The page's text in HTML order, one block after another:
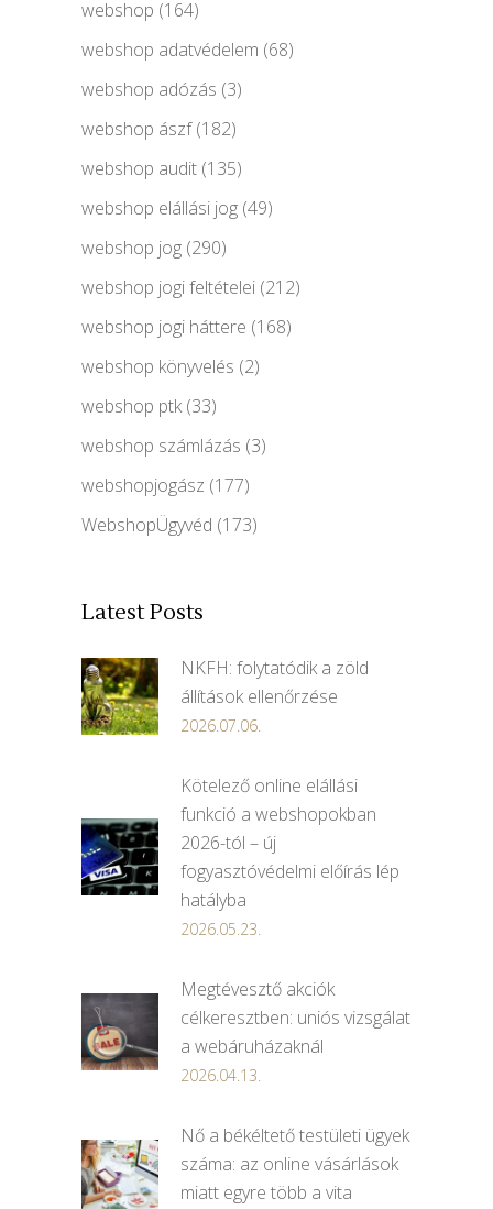
webshop (164)
webshop adatvédelem (68)
webshop adózás (3)
webshop ászf(182)
webshop audit (135)
webshop elállási jog (49)
webshop jog (290)
webshop jogi feltételei (212)
webshop jogi háttere (168)
webshop könyvelés (2)
webshop ptk(33)
webshop számlázás (3)
webshopjogász (177)
WebshopÜgyvéd (173)
Latest Posts
NKFH: folytatódik a zöld
állítások ellenőrzése
2026.07.06.
Kötelező online elállási
funkció a webshopokban
2026-tól – új
fogyasztóvédelmi előírás lép
hatályba
2026.05.23.
Megtévesztő akciók
célkeresztben: uniós vizsgálat
a webáruházaknál
2026.04.13.
Nő a békéltető testületi ügyek
száma: az online vásárlások
miatt egyre több a vita